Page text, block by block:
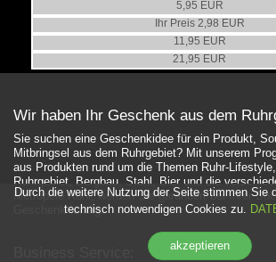
Durch die weitere Nutzung der Seite stimmen Sie
technisch notwendigen Cookies zu.
akzeptieren
5,95 EUR
UVP 5,95 EUR
Ihr Preis 2,98 EUR
Grubensalz geschenkverpackt
11,95 EUR
Grubensalz und -zucker
21,95 EUR
Wir haben Ihr Geschenk aus dem
Sie suchen eine Geschenkidee für ein Produkt,
Mitbringsel aus dem Ruhrgebiet? Mit unserem
aus Produkten rund um die Themen Ruhr-
Ruhrgebiet, Bergbau, Stahl, Bier und die
Metropole Ruhr, werden Sie garantiert bei Ihrer
Geschenk fündig.